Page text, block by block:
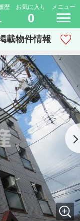
歴 お気に入り
0
メニュー
載物件情報